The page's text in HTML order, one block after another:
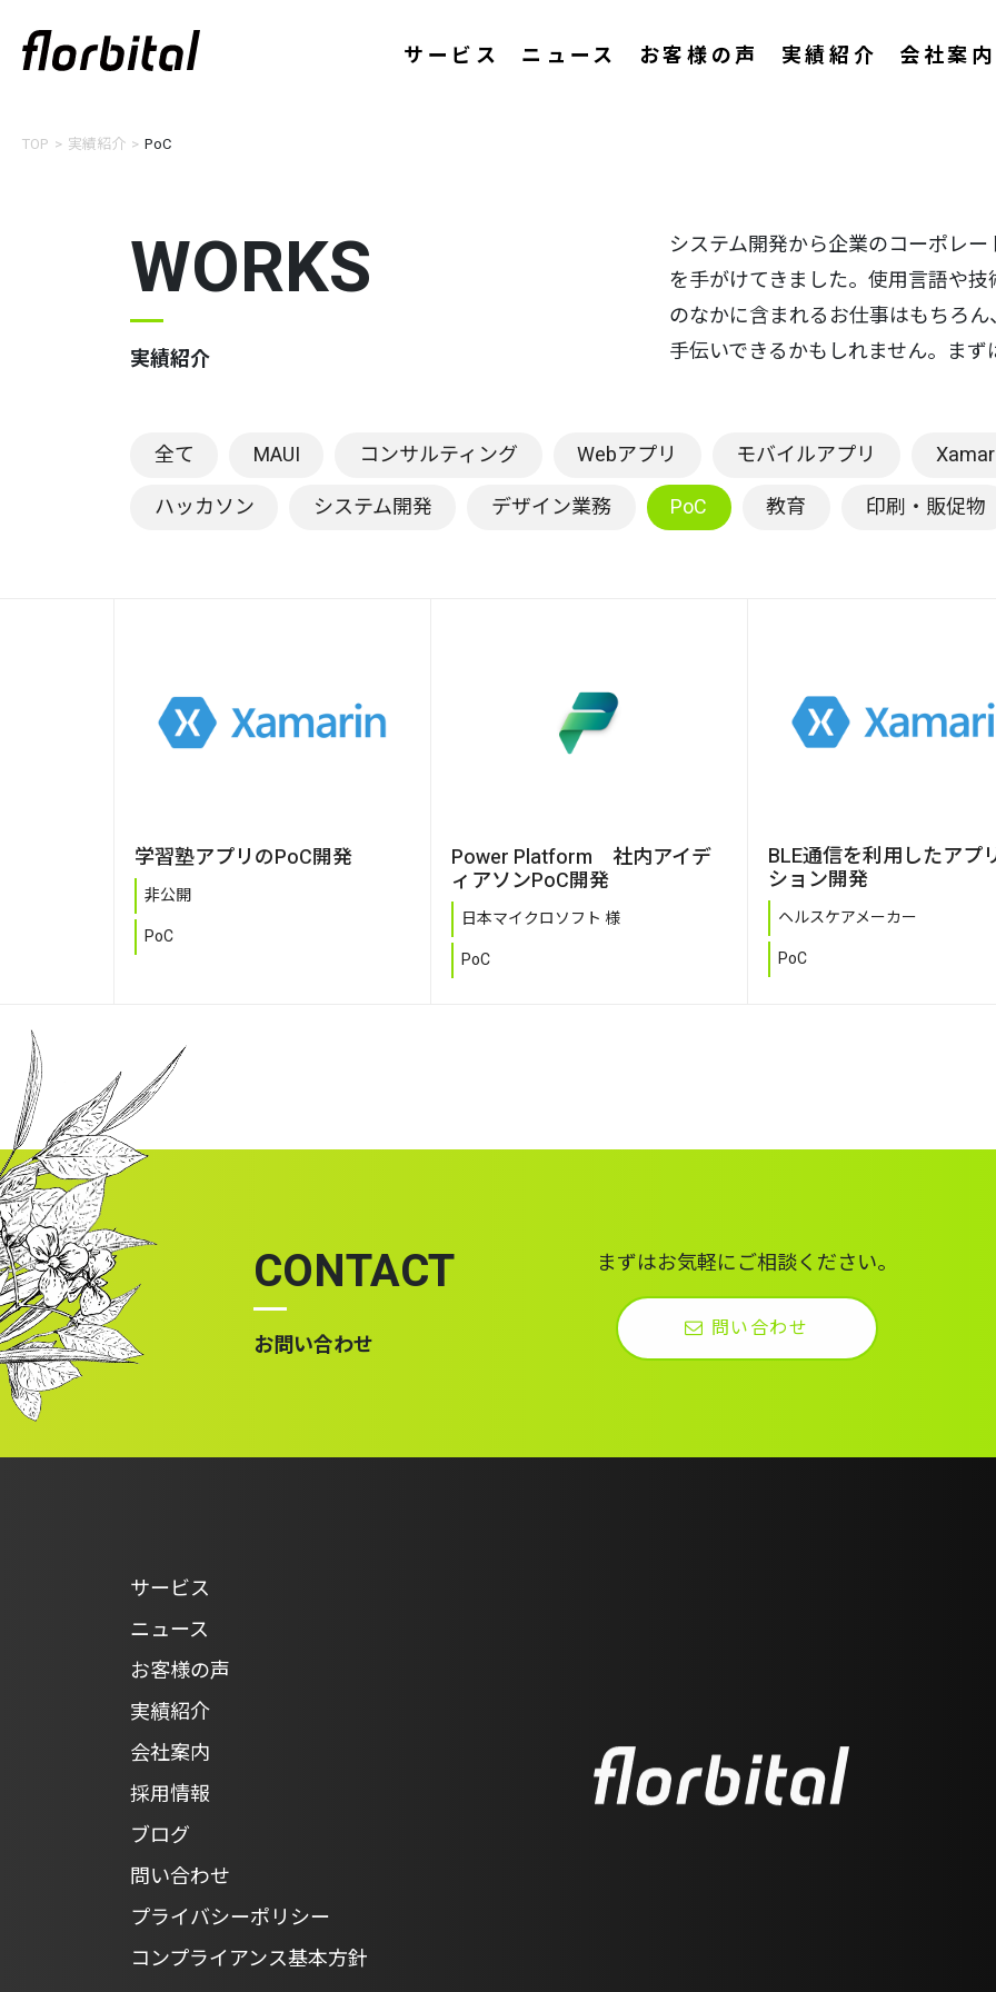
サービス ニュース お客様の声 実績紹介 会社案内
TOP 実績紹介 PoC
WORKS
実績紹介
システム開発から企業のコーポレ
を手がけてきました。使用言語や
のなかに含まれるお仕事はもちろ
手伝いできるかもしれません。ま
全て MAUI コンサルティング Webアプリ モバイルアプリ
ハッカソン
システム開発 デザイン業務 PoC 教育 印刷・販促物
学習塾アプリのPoC開発
非公開
PoC
Power Platform 社内アイデ
ィアソンPoC開発
日本マイクロソフト 様
PoC
BLE通信を利用したアプ
ション開発
ヘルスケアメーカー
PoC
CONTACT
お問い合わせ
まずはお気軽にご相談ください。
問い合わせ
サービス
ニュース
お客様の声
実績紹介
会社案内
採用情報
ブログ
問い合わせ
プライバシーポリシー
コンプライアンス基本方針